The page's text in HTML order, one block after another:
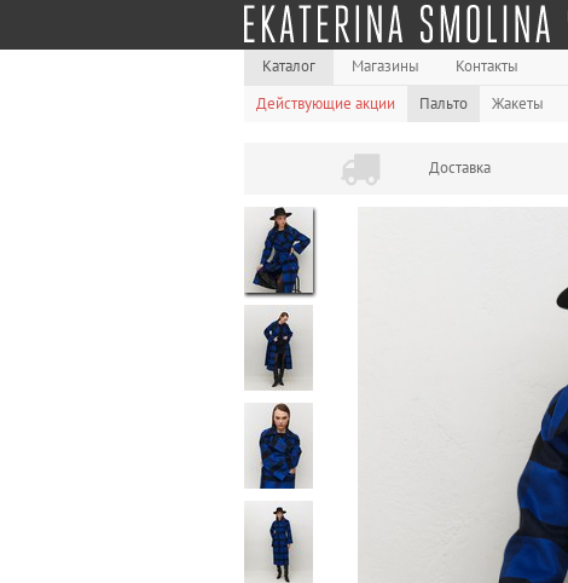
Каталог Магазины Контакты
Действующие акции
Пальто Жакеты
Доставка